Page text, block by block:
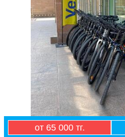
от 65 000 тг.